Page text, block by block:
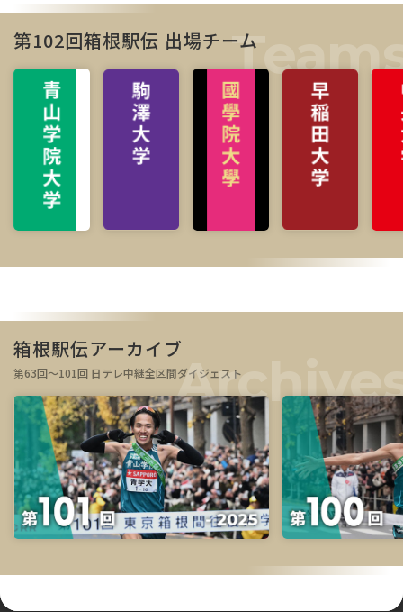
第102回箱根駅伝 出場チーム
箱根駅伝アーカイブ
第63回～101回 日テレ中継全区間ダイジェスト